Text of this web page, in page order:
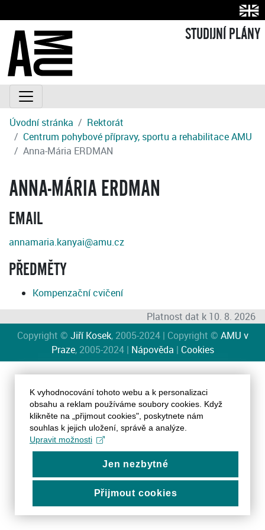
STUDIJNÍ PLÁNY
Úvodní stránka
Rektorát
Centrum pohybové přípravy, sportu a rehabilitace AMU
Anna-Mária ERDMAN
ANNA-MÁRIA ERDMAN
EMAIL
annamaria.kanyai@amu.cz
PŘEDMĚTY
Kompenzační cvičení
Platnost dat k 10. 8. 2026
Copyright © Jiří Kosek, 2005-2024 | Copyright © AMU v
Praze, 2005-2024 | Nápověda | Cookies
K vyhodnocování tohoto webu a k personalizaci
obsahu a reklam používáme soubory cookies. Když
klikněte na „přijmout cookies", poskytnete nám
souhlas k jejich uložení, správě a analýze.
Upravit možnosti
Jen nezbytné
Přijmout cookies